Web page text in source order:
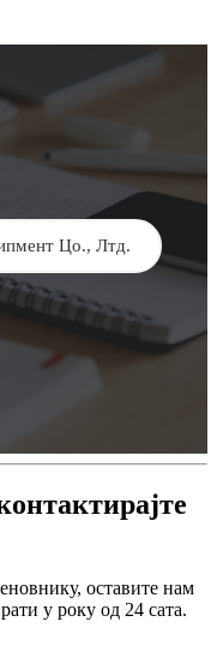
Цо., Лтд.
оставите нам
у року од 24 сата.